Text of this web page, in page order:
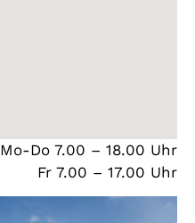
Mo-Do 7.00 – 18.00 Uhr
Fr 7.00 – 17.00 Uhr